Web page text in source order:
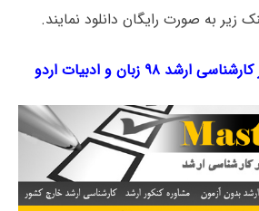
زیر به صورت رایگان دانلود نمایند.
۹۸ زبان و ادبیات اردو